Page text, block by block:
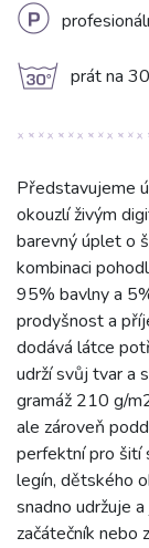
L
g prát na
Představujeme
okouzlí živým
barevný úplet o
kombinaci
95% bavlny a
prodyšnost a
dodává látce
udrží svůj tvar a
gramáž 210 g/
ale zároveň
perfektní pro šití
legín, dětského
snadno udržuje
začátečník nebo